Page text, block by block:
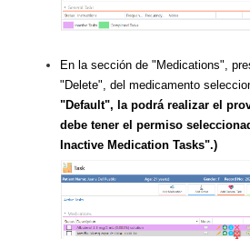
En la sección de "Medications",
"Delete", del medicamento
"Default", la podrá realizar el
debe tener el permiso
Inactive Medication Tasks".)